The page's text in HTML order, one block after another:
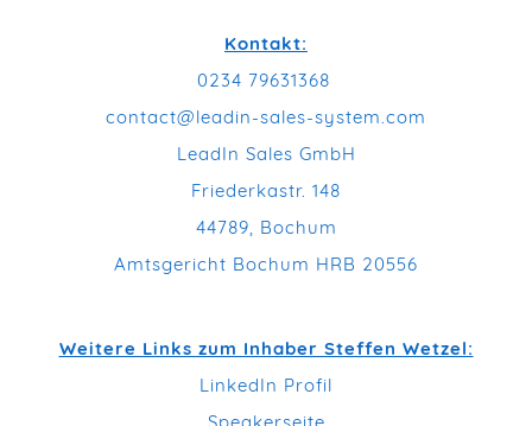
Kontakt:
0234 79631368
contact@leadin-sales-system.com
LeadIn Sales GmbH
Friederkastr. 148
44789, Bochum
Amtsgericht Bochum HRB 20556
Weitere Links zum Inhaber Steffen Wetzel:
LinkedIn Profil